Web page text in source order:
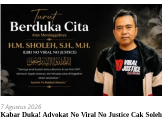
7 Agustus 2026
Kabar Duka! Advokat No Viral No Justice Cak Soleh